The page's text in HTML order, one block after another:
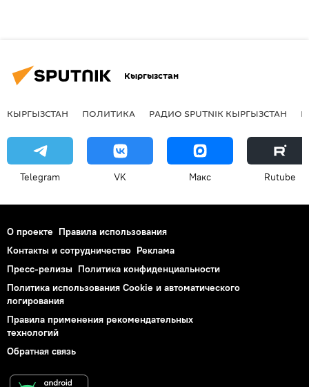
Кыргызстан
КЫРГЫЗСТАН ПОЛИТИКА РАДИО SPUTNIK КЫРГЫЗСТАН
Telegram VK Макс Rutube
О проекте Правила использования
Контакты и сотрудничество Реклама
Пресс-релизы Политика конфиденциальности
Политика использования Cookie и автоматического
логирования
Правила применения рекомендательных
технологий
Обратная связь